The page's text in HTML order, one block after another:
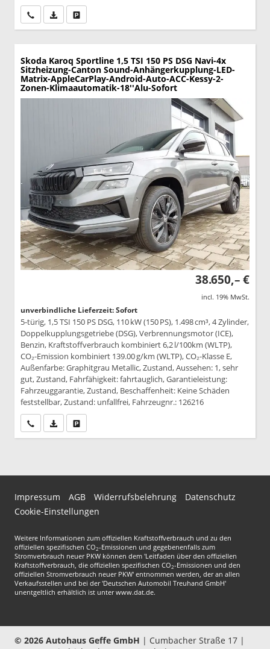
Wir rufen Sie anPDF-Datei, Fahrzeugexposé drucken
Skoda Karoq Sportline 1,5 TSI 150 PS DSG Navi-4x
Sitzheizung-Canton Sound-Anhängerkupplung-LED-
Matrix-AppleCarPlay-Android-Auto-ACC-Kessy-2-
Zonen-Klimaautomatik-18''Alu-Sofort
38.650,– €
incl. 19% MwSt.
unverbindliche Lieferzeit: Sofort
5-türig, 1,5 TSI 150 PS DSG, 110 kW (150 PS), 1.498 cm³, 4 Zylinder,
Doppelkupplungsgetriebe (DSG), Verbrennungsmotor (ICE),
Benzin, Kraftstoffverbrauch kombiniert 6,2 l/100km (WLTP),
CO₂-Emission kombiniert 139.00 g/km (WLTP), CO₂-Klasse E,
Außenfarbe: Graphitgrau Metallic, Zustand, Aussehen: 1, sehr
gut, Zustand, Fahrfähigkeit: fahrtauglich, Garantieleistung:
Fahrzeuggarantie, Zustand, Beschaffenheit: Keine Schäden
feststellbar, Zustand: unfallfrei, Fahrzeugnr.: 126216
Wir rufen Sie anPDF-Datei, Fahrzeugexposé drucken
Impressum AGB Widerrufsbelehrung
Datenschutz
Cookie-Einstellungen
Weitere Informationen zum offiziellen Kraftstoffverbrauch und zu den
offiziellen spezifischen CO2-Emissionen und gegebenenfalls zum
Stromverbrauch neuer PKW können dem 'Leitfaden über den offiziellen
Kraftstoffverbrauch, die offiziellen spezifischen CO2-Emissionen und den
offiziellen Stromverbrauch neuer PKW' entnommen werden, der an allen
Verkaufsstellen und bei der 'Deutschen Automobil Treuhand GmbH'
unentgeltlich erhältlich ist unter www.dat.de.
© 2026 Autohaus Geffe GmbH | Cumbacher Straße 17 |